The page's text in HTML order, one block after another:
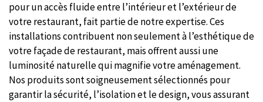
pour un accès fluide entre l’intérieur et l’extérieur de
votre restaurant, fait partie de notre expertise. Ces
installations contribuent non seulement à l’esthétique de
votre façade de restaurant, mais offrent aussi une
luminosité naturelle qui magnifie votre aménagement.
Nos produits sont soigneusement sélectionnés pour
garantir la sécurité, l’isolation et le design, vous assurant